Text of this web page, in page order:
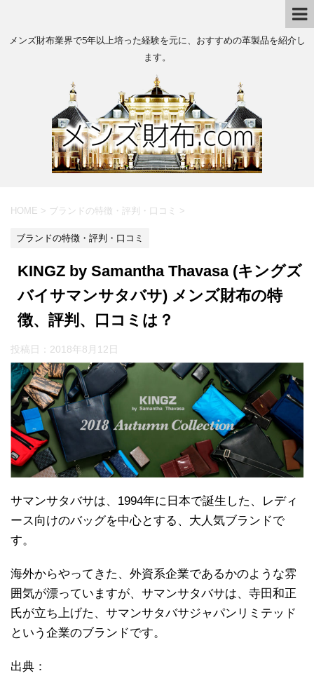
メンズ財布業界で5年以上培った経験を元に、おすすめの革製品を紹介し
ます。
HOME > ブランドの特徴・評判・口コミ >
ブランドの特徴・評判・口コミ
KINGZ by Samantha Thavasa (キングズ
バイサマンサタバサ) メンズ財布の特
徴、評判、口コミは？
投稿日： 2018年8月12日
サマンサタバサは、1994年に日本で誕生した、レディ
ース向けのバッグを中心とする、大人気ブランドで
す。
海外からやってきた、外資系企業であるかのような雰
囲気が漂っていますが、サマンサタバサは、寺田和正
氏が立ち上げた、サマンサタバサジャパンリミテッド
という企業のブランドです。
出典：